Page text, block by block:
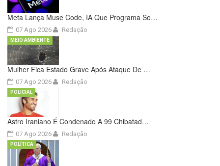
Meta Lança Muse Code, IA Que Programa So…
07 Ago 2026 Redação
Mulher Fica Estado Grave Após Ataque De …
07 Ago 2026
MEIO AMBIENTE
Redação
Astro Iraniano É Condenado A 99 Chibatad…
07 Ago 2026
POLICIAL
Redação
POLÍTICA